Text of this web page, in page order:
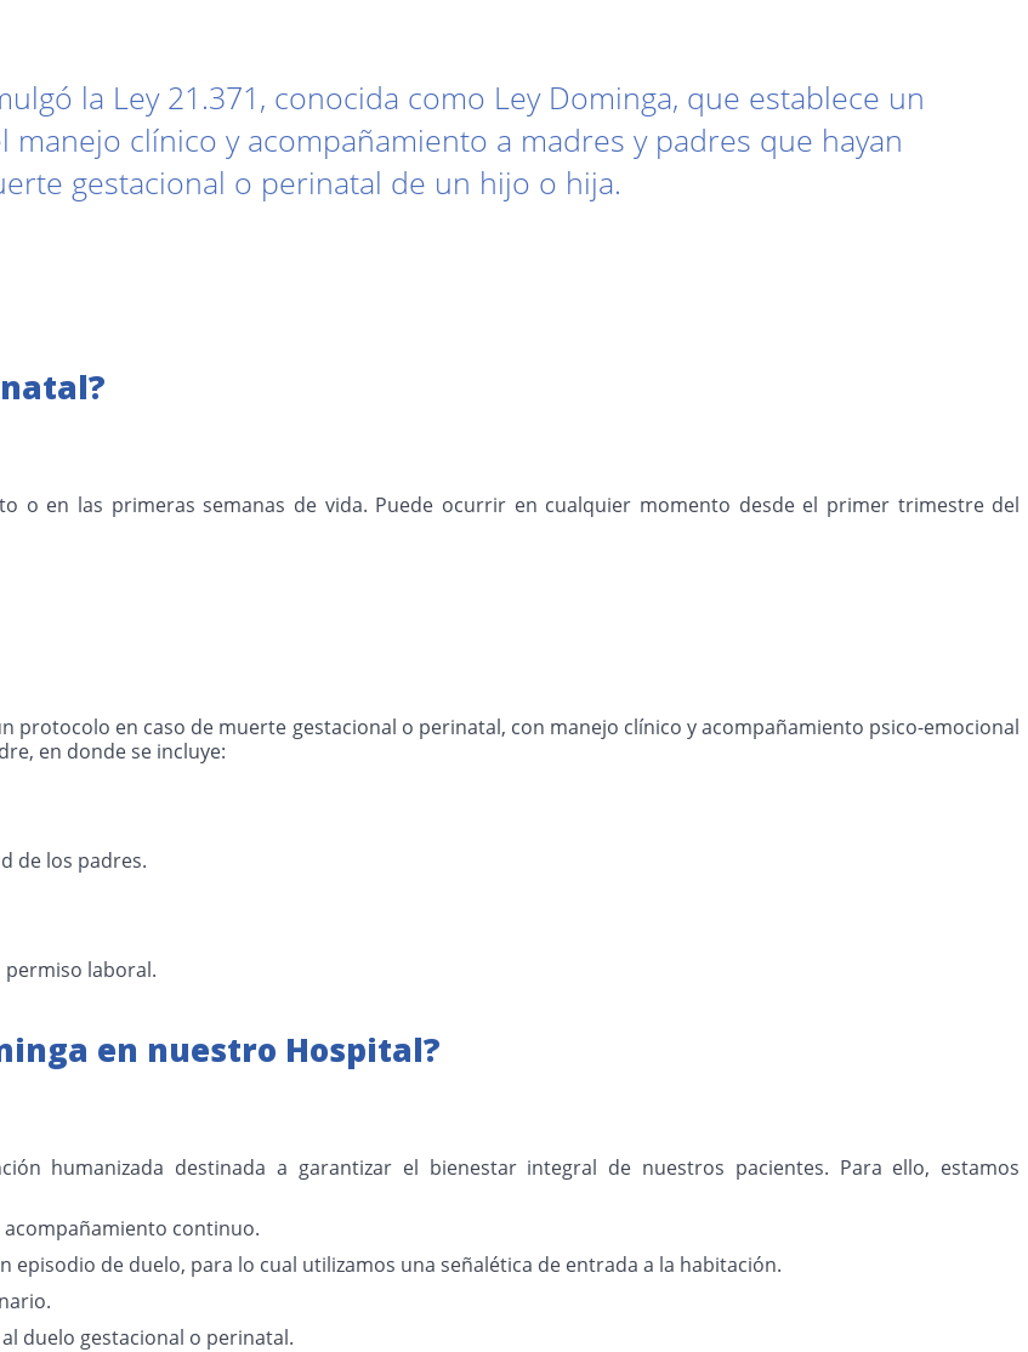
la Ley 21.371, conocida como Ley Dominga, que establece un
clínico y acompañamiento a madres y padres que hayan
gestacional o perinatal de un hijo o hija.
o en las primeras semanas de vida. Puede ocurrir en cualquier momento desde el primer trimestre del
protocolo en caso de muerte gestacional o perinatal, con manejo clínico y acompañamiento psico-emocional
en donde se incluye:
de los padres.
permiso laboral.
en nuestro Hospital?
humanizada destinada a garantizar el bienestar integral de nuestros pacientes. Para ello, estamos
continuo.
de duelo, para lo cual utilizamos una señalética de entrada a la habitación.
duelo gestacional o perinatal.